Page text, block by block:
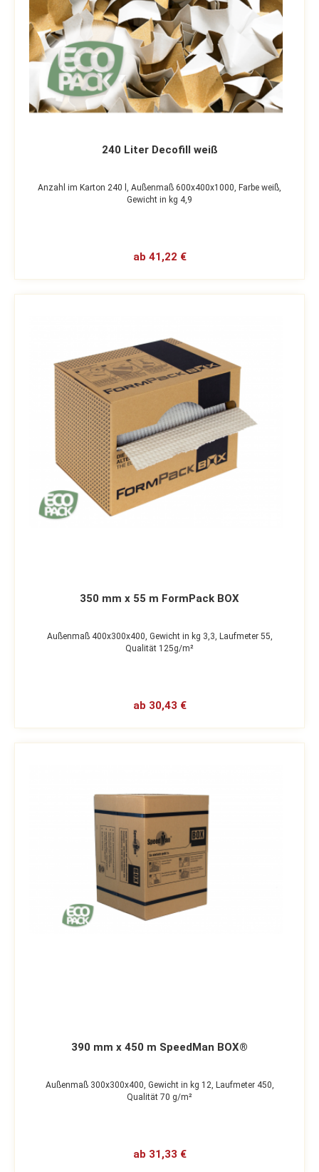
240 Liter Decofill weiß
Anzahl im Karton 240 l, Außenmaß 600x400x1000, Farbe weiß,
Gewicht in kg 4,9
ab 41,22 €
350 mm x 55 m FormPack BOX
Außenmaß 400x300x400, Gewicht in kg 3,3, Laufmeter 55,
Qualität 125g/m²
ab 30,43 €
390 mm x 450 m SpeedMan BOX®
Außenmaß 300x300x400, Gewicht in kg 12, Laufmeter 450,
Qualität 70 g/m²
ab 31,33 €